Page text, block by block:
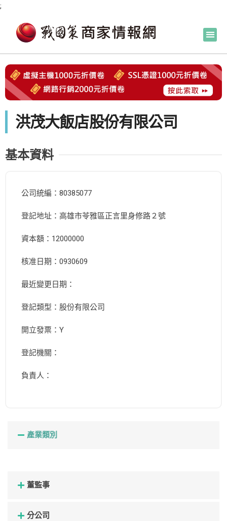
;
洪茂大飯店股份有限公司
基本資料
公司統編：80385077
登記地址：高雄市苓雅區正言里身修路２號
資本額：12000000
核准日期：0930609
最近變更日期：
登記類型：股份有限公司
開立發票：Y
登記機關：
負責人：
產業類別
董監事
分公司